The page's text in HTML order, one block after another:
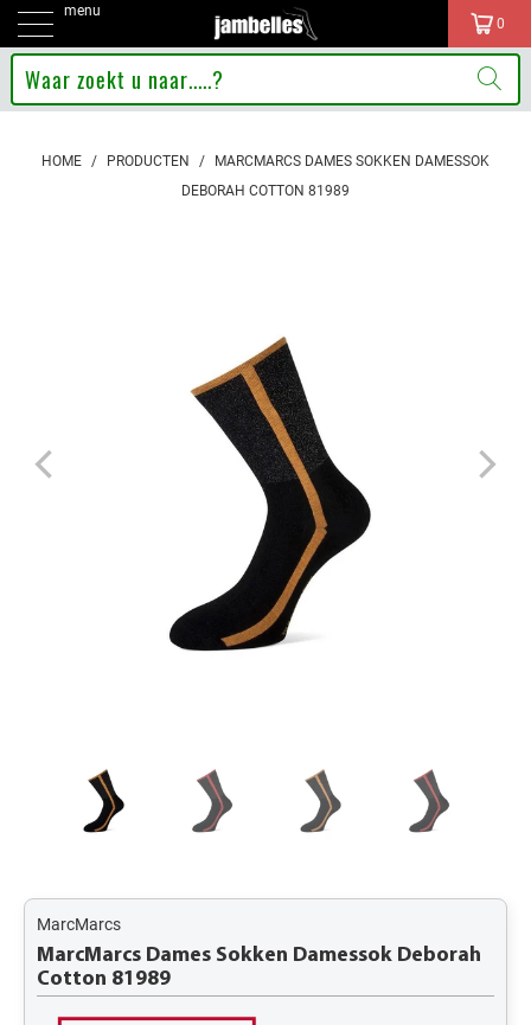
menu
0
HOME / PRODUCTEN /
MARCMARCS DAMES SOKKEN DAMESSOK
DEBORAH COTTON 81989
MarcMarcs
MarcMarcs Dames Sokken Damessok Deborah
Cotton 81989